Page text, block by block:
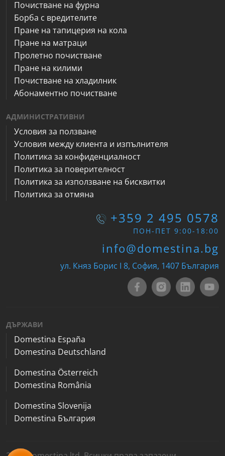
Почистване на фурна
Борба с вредителите
Пране на тапицерия на кола
Пране на матраци
Пролетно почистване
Пране на килими
Почистване на хладилник
Абонаментно почистване
АДМИНИСТРАТИВНИ
Условия за ползване
Условия между клиента и изпълнителя
Политика за конфиденциалност
Политика за поверителност
Политика за използване на бисквитки
Политика за отмяна
+359 2 495 0578
ПОН-ПЕТ 9:00-18:00
info@domestina.bg
ул. Княз Борис I 8, София, 1407 България
ДЪРЖАВИ
Domestina España
Domestina Deutschland
Domestina Österreich
Domestina România
Domestina Slovenija
Domestina България